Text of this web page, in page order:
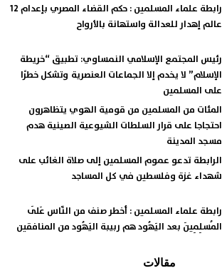
رابطة علماء المسلمين : حكم القضاء المصري بإعدام 12
عالم إهدار للعدالة واستهانة بالأرواح
رئيس المجتمع الإسلامي النمساوي: تطبيق “خريطة
الإسلام” لا يخدم إلا الجماعات العنصرية وتشكل خطرًا
على المسلمين
المئات من المسلمين من قومية الهوي يتظاهرون
احتجاجا على قرار السلطات الشيوعية الصينية هدم
مسجد المدينة
الرابطة تدعو عموم المسلمين إلى صلاة الغائب على
شهداء غزة وفلسطين في كل المساجد
رابطة علماء المسلمين : أخطر صنف من النّاس عَلَى
المُسلِمِينَ بعد اليَهُود هم ربيبة اليَهُود من المنافقين
مقالات